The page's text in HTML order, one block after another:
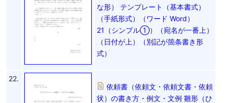
な形） テンプレート（基本書式）
（手紙形式）（ワード Word）
21（シンプル①）（宛名が一番上）
（日付が上）（別記が箇条書き形
式）
22.
依頼書（依頼文・依頼文書・依頼
状）の書き方・例文・文例 雛形（ひ